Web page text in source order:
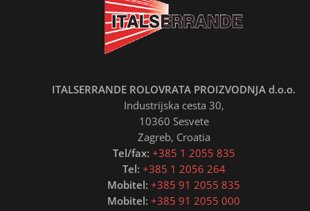
ITALSERRANDE ROLOVRATA PROIZVODNJA d.o.o.
Industrijska cesta 30,
10360 Sesvete
Zagreb, Croatia
Tel/fax: +385 1 2055 835
Tel: +385 1 2056 264
Mobitel: +385 91 2055 835
Mobitel: +385 91 2055 000